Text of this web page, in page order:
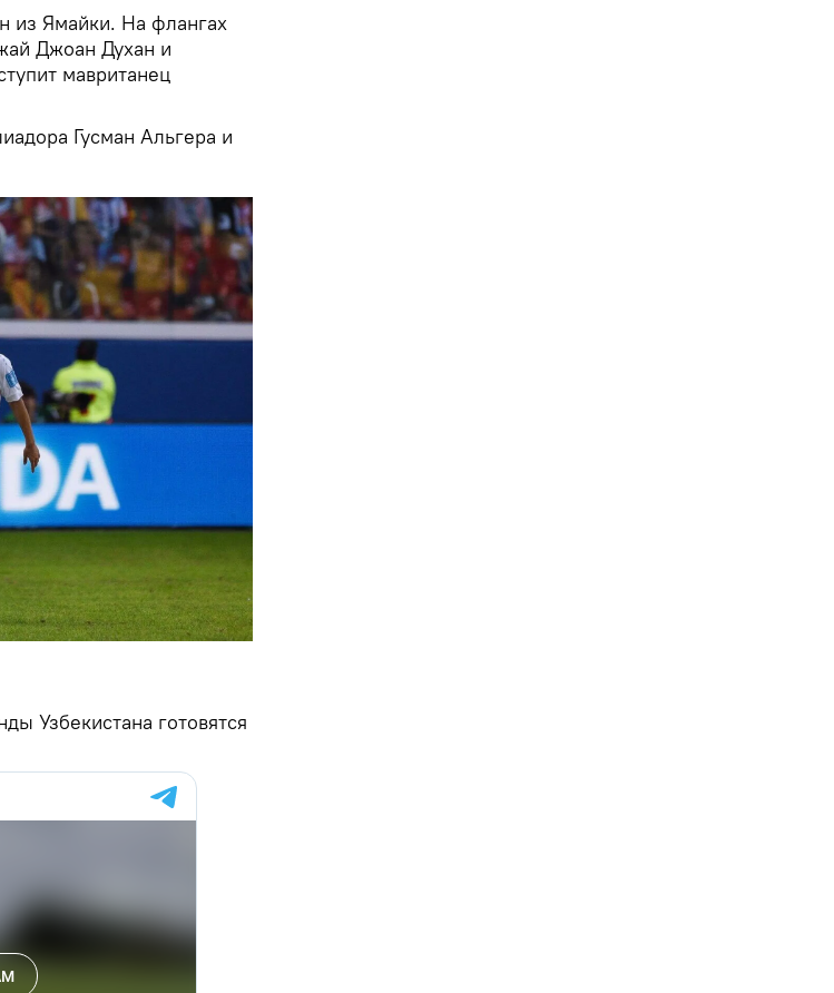
из Ямайки. На флангах
Джоан Духан и
мавританец
Гусман Альгера и
Узбекистана готовятся